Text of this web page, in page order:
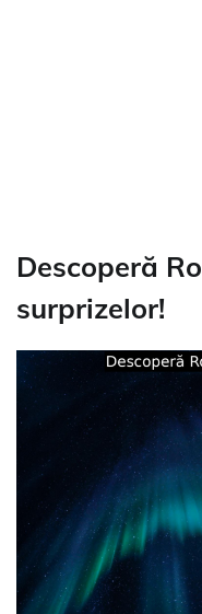
Descoperă
surprizelor!